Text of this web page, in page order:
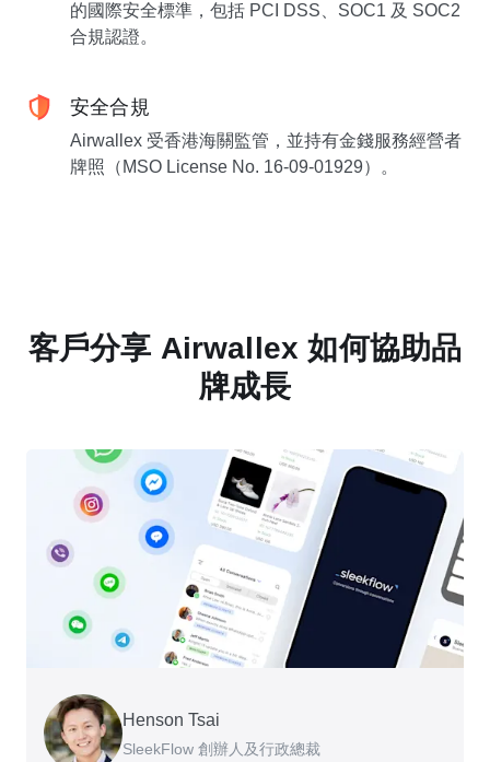
的國際安全標準，包括 PCI DSS、SOC1 及 SOC2
合規認證。
安全合規
Airwallex 受香港海關監管，並持有金錢服務經營者
牌照（MSO License No. 16-09-01929）。
客戶分享 Airwallex 如何協助品
牌成長
Henson Tsai
SleekFlow 創辦人及行政總裁
Tomy Wu
MyiCellar 共同創辦人